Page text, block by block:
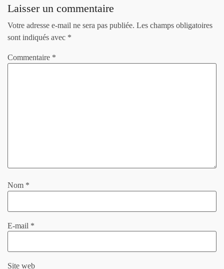
Laisser un commentaire
Votre adresse e-mail ne sera pas publiée. Les champs obligatoires
sont indiqués avec *
Commentaire *
Nom *
E-mail *
Site web